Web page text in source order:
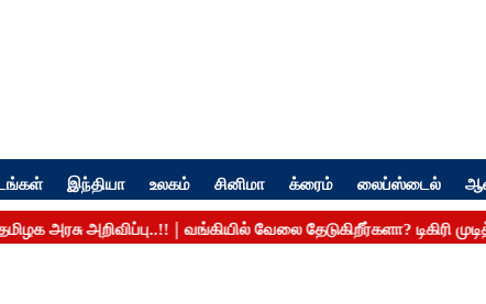
இந்தியா உலகம் சினிமா க்ரைம் லைப்ஸ்டைல்